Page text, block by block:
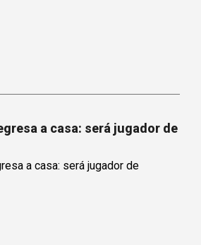
a casa: será jugador de